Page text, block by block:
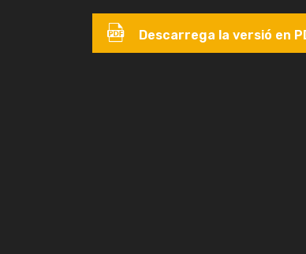
Descarrega la versió en